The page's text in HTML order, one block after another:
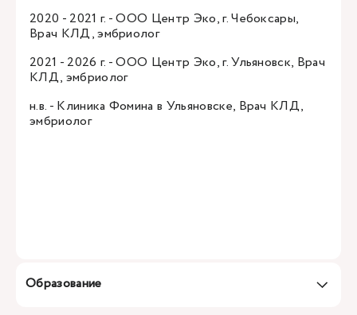
2020 - 2021 г. - ООО Центр Эко, г. Чебоксары,
Врач КЛД, эмбриолог
2021 - 2026 г. - ООО Центр Эко, г. Ульяновск, Врач
КЛД, эмбриолог
н.в. - Клиника Фомина в Ульяновске, Врач КЛД,
эмбриолог
Образование